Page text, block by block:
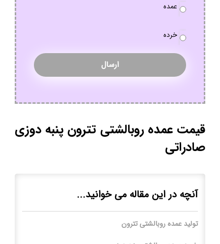
سفارش
عمده
خرده
قیمت عمده روبالشتی تترون پنبه دوزی
صادراتی
آنچه در این مقاله می خوانید...
تولید عمده روبالشتی تترون